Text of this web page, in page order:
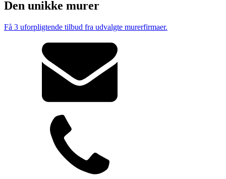
Den unikke murer
Få 3 uforpligtende tilbud fra udvalgte murerfirmaer.